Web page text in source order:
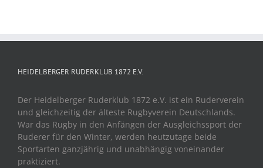
HEIDELBERGER RUDERKLUB 1872 E.V.
Der Heidelberger Ruderklub 1872 e.V. ist ein Ruderverein
und gleichzeitig der älteste Rugbyverein Deutschlands.
War das Rugby in den Anfängen der Ausgleichssport der
Ruderer für den Winter, werden heutzutage beide
Sportarten ganzjährig und unabhängig voneinander
praktiziert.